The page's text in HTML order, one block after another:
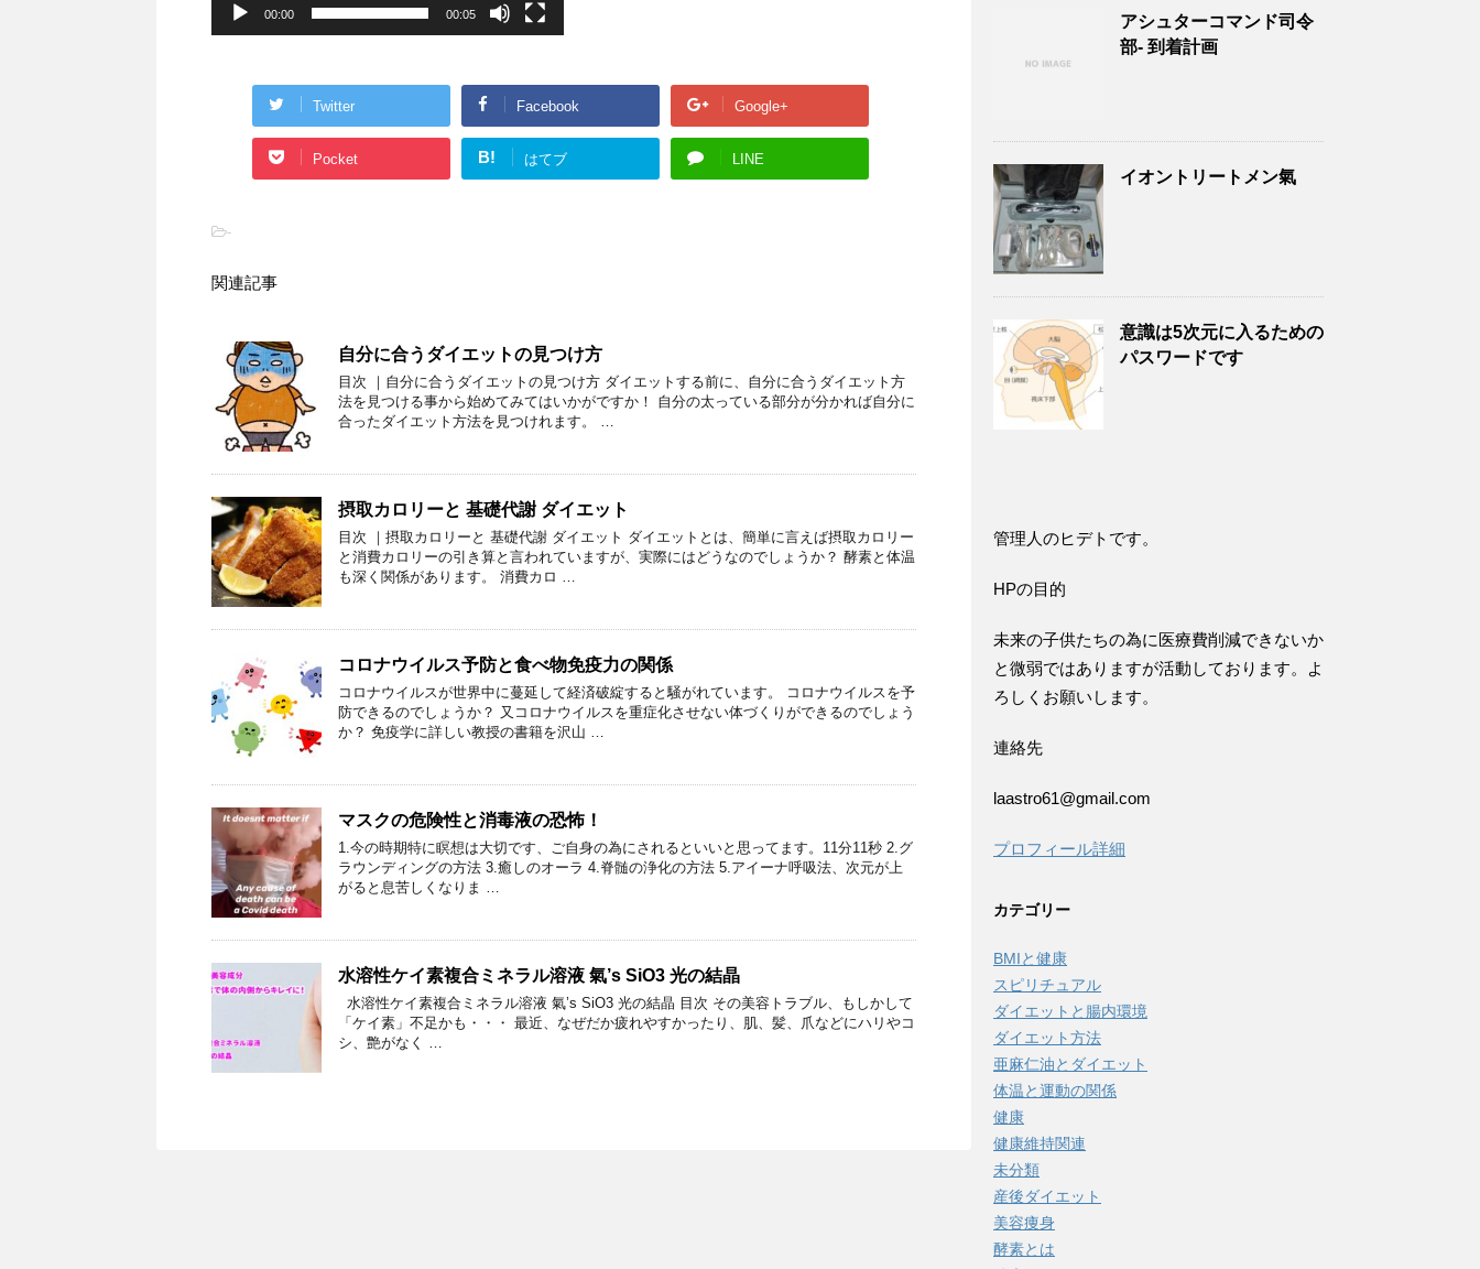
00:00 00:05
Twitter Facebook Google+
Pocket B! はてブ LINE
-
関連記事
自分に合うダイエットの見つけ方
目次 ｜自分に合うダイエットの見つけ方 ダイエットする前に、自分に合うダイエット方
法を見つける事から始めてみてはいかがですか！ 自分の太っている部分が分かれば自分に
合ったダイエット方法を見つけれます。 …
摂取カロリーと 基礎代謝 ダイエット
目次 ｜摂取カロリーと 基礎代謝 ダイエット ダイエットとは、簡単に言えば摂取カロリー
と消費カロリーの引き算と言われていますが、実際にはどうなのでしょうか？ 酵素と体温
も深く関係があります。 消費カロ …
コロナウイルス予防と食べ物免疫力の関係
コロナウイルスが世界中に蔓延して経済破綻すると騒がれています。 コロナウイルスを予
防できるのでしょうか？ 又コロナウイルスを重症化させない体づくりができるのでしょう
か？ 免疫学に詳しい教授の書籍を沢山 …
マスクの危険性と消毒液の恐怖！
1.今の時期特に瞑想は大切です、ご自身の為にされるといいと思ってます。11分11秒 2.グ
ラウンディングの方法 3.癒しのオーラ 4.脊髄の浄化の方法 5.アイーナ呼吸法、次元が上
がると息苦しくなりま …
水溶性ケイ素複合ミネラル溶液 氣’s SiO3 光の結晶
水溶性ケイ素複合ミネラル溶液 氣’s SiO3 光の結晶 目次 その美容トラブル、もしかして
「ケイ素」不足かも・・・ 最近、なぜだか疲れやすかったり、肌、髪、爪などにハリやコ
シ、艶がなく …
アシュターコマンド司令
部- 到着計画
イオントリートメン氣
意識は5次元に入るための
パスワードです
管理人のヒデトです。
HPの目的
未来の子供たちの為に医療費削減できないか
と微弱ではありますが活動しております。よ
ろしくお願いします。
連絡先
laastro61@gmail.com
プロフィール詳細
カテゴリー
BMIと健康
スピリチュアル
ダイエットと腸内環境
ダイエット方法
亜麻仁油とダイエット
体温と運動の関係
健康
健康維持関連
未分類
産後ダイエット
美容痩身
酵素とは